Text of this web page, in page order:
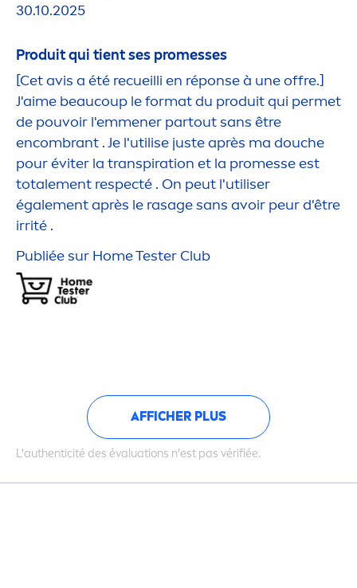
30.10.2025
Produit qui tient ses promesses
[Cet avis a été recueilli en réponse à une offre.]
J'aime beaucoup le format du produit qui permet
de pouvoir l'emmener partout sans être
encombrant . Je l'utilise juste après ma douche
pour éviter la transpiration et la promesse est
totalement respecté . On peut l'utiliser
également après le rasage sans avoir peur d'être
irrité .
Publiée sur Home Tester Club
AFFICHER PLUS
L'authenticité des évaluations n'est pas vérifiée.